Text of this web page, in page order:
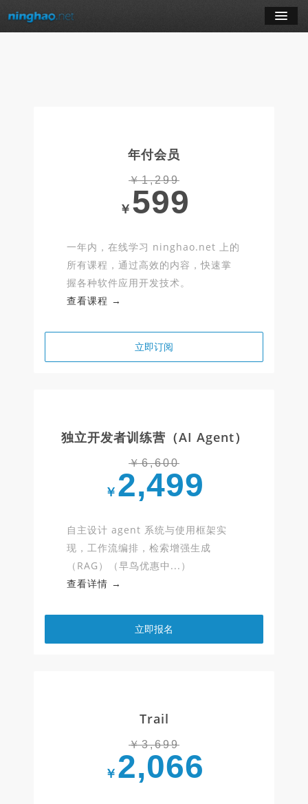
订阅课程
年付会员
￥1,299
￥ 599
一年内，在线学习 ninghao.net 上的
所有课程，通过高效的内容，快速掌
握各种软件应用开发技术。
查看课程 →
立即订阅
独立开发者训练营（AI Agent）
￥6,600
￥ 2,499
自主设计 agent 系统与使用框架实
现，工作流编排，检索增强生成
（RAG）（早鸟优惠中...）
查看详情 →
立即报名
Trail
￥3,699
￥ 2,066